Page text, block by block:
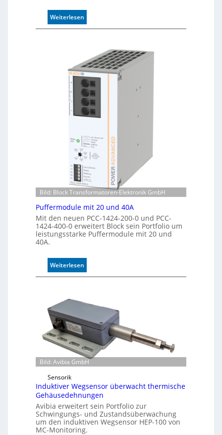
m
a
n
e
r
k
e
n
n
n
g
Weiterlesen:
A
m
a
t
e
K
o
n
t
r
o
l
e
Bild: Block Transformatoren-Elektronik GmbH
Puffermodule mit 20 und 40A
Mit den neuen PCC-1424-200-0 und PCC-
1424-400-0 erweitert Block sein Portfolio um
leistungsstarke Puffermodule mit 20 und
40A.
Weiterlesen:
P
f
r
o
d
u
l
m
i
t
2
0
Bild: Avibia GmbH
Sensorik
Induktiver Wegsensor überwacht thermische
Gehäusedehnungen
Avibia erweitert sein Portfolio zur
Schwingungs- und Zustandsüberwachung
um den induktiven Wegsensor HEP-100 von
MC-Monitoring.